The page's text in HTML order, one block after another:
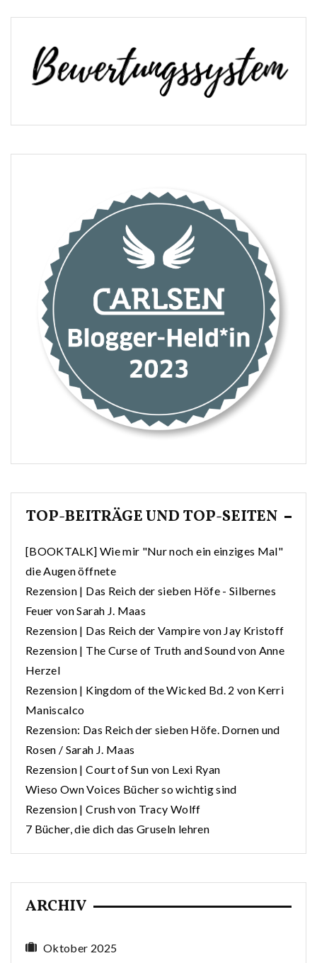
TOP-BEITRÄGE UND TOP-SEITEN
[BOOKTALK] Wie mir "Nur noch ein einziges Mal"
die Augen öffnete
Rezension | Das Reich der sieben Höfe - Silbernes
Feuer von Sarah J. Maas
Rezension | Das Reich der Vampire von Jay Kristoff
Rezension | The Curse of Truth and Sound von Anne
Herzel
Rezension | Kingdom of the Wicked Bd. 2 von Kerri
Maniscalco
Rezension: Das Reich der sieben Höfe. Dornen und
Rosen / Sarah J. Maas
Rezension | Court of Sun von Lexi Ryan
Wieso Own Voices Bücher so wichtig sind
Rezension | Crush von Tracy Wolff
7 Bücher, die dich das Gruseln lehren
ARCHIV
Oktober 2025